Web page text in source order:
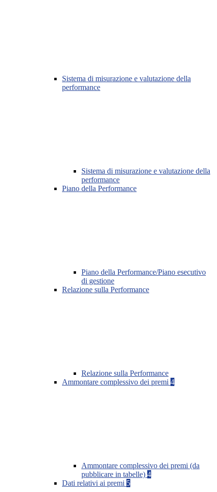
Sistema di misurazione e valutazione della
performance
Sistema di misurazione e valutazione della
performance
Piano della Performance
Piano della Performance/Piano esecutivo
di gestione
Relazione sulla Performance
Relazione sulla Performance
Ammontare complessivo dei premi 4
Ammontare complessivo dei premi (da
pubblicare in tabelle) 4
Dati relativi ai premi 5